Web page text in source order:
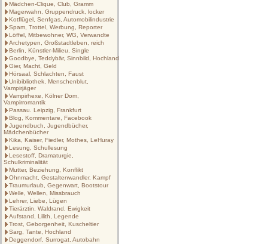
Mädchen-Clique, Club, Gramm
Magerwahn, Gruppendruck, locker
Kotflügel, Senfgas, Automobilindustrie
Spam, Trottel, Werbung, Reporter
Löffel, Mitbewohner, WG, Verwandte
Archetypen, Großstadtleben, reich
Berlin, Künstler-Milieu, Single
Goodbye, Teddybär, Sinnbild, Hochland
Gier, Macht, Geld
Hörsaal, Schlachten, Faust
Unibibliothek, Menschenblut,
Vampirjäger
Vampirhexe, Kölner Dom,
Vampirromantik
Passau. Leipzig, Frankfurt
Blog, Kommentare, Facebook
Jugendbuch, Jugendbücher,
Mädchenbücher
Kika, Kaiser, Fiedler, Mothes, LeHuray
Lesung, Schullesung
Lesestoff, Dramaturgie,
Schulkriminalität
Mutter, Beziehung, Konflikt
Ohnmacht, Gestaltenwandler, Kampf
Traumurlaub, Gegenwart, Bootstour
Welle, Wellen, Missbrauch
Lehrer, Liebe, Lügen
Tierärztin, Waldrand, Ewigkeit
Aufstand, Lilith, Legende
Trost, Geborgenheit, Kuscheltier
Sarg, Tante, Hochland
Deggendorf, Surrogat, Autobahn